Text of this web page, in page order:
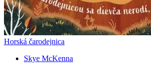
Horská čarodejnica
Skye McKenna